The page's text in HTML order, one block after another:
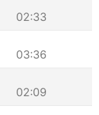
02:33
03:36
02:09